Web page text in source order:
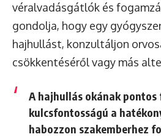
véralvadásgátlók és
gondolja, hogy egy
hajhullást, konzultáljon
csökkentéséről vagy más
A hajhullás okának
kulcsfontosságú a
habozzon szakemberhez